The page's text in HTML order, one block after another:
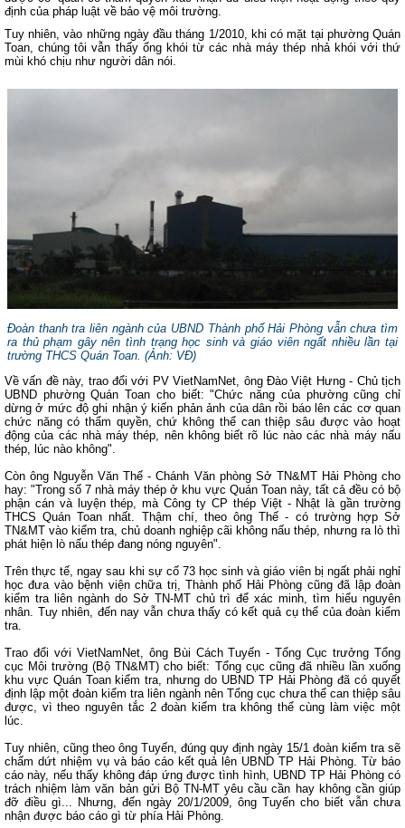
định của pháp luật về bảo vệ môi trường.
Tuy nhiên, vào những ngày đầu tháng 1/2010, khi có mặt tại phường Quán
Toan, chúng tôi vẫn thấy ống khói từ các nhà máy thép nhả khói với thứ
mùi khó chịu như người dân nói.
Đoàn thanh tra liên ngành của UBND Thành phố Hải Phòng vẫn chưa tìm
ra thủ phạm gây nên tình trạng học sinh và giáo viên ngất nhiều lần tại
trường THCS Quán Toan. (Ảnh: VĐ)
Về vấn đề này, trao đổi với PV VietNamNet, ông Đào Việt Hưng - Chủ tịch
UBND phường Quán Toan cho biết: "Chức năng của phường cũng chỉ
dừng ở mức độ ghi nhận ý kiến phản ảnh của dân rồi báo lên các cơ quan
chức năng có thẩm quyền, chứ không thể can thiệp sâu được vào hoạt
động của các nhà máy thép, nên không biết rõ lúc nào các nhà máy nấu
thép, lúc nào không".
Còn ông Nguyễn Văn Thế - Chánh Văn phòng Sở TN&MT Hải Phòng cho
hay: "Trong số 7 nhà máy thép ở khu vực Quán Toan này, tất cả đều có bộ
phận cán và luyện thép, mà Công ty CP thép Việt - Nhật là gần trường
THCS Quán Toan nhất. Thậm chí, theo ông Thế - có trường hợp Sở
TN&MT vào kiểm tra, chủ doanh nghiệp cãi không nấu thép, nhưng ra lò thì
phát hiện lò nấu thép đang nóng nguyên".
Trên thực tế, ngay sau khi sự cố 73 học sinh và giáo viên bị ngất phải nghỉ
học đưa vào bệnh viện chữa trị, Thành phố Hải Phòng cũng đã lập đoàn
kiểm tra liên ngành do Sở TN-MT chủ trì để xác minh, tìm hiểu nguyên
nhân. Tuy nhiên, đến nay vẫn chưa thấy có kết quả cụ thể của đoàn kiểm
tra.
Trao đổi với VietNamNet, ông Bùi Cách Tuyến - Tổng Cục trưởng Tổng
cục Môi trường (Bộ TN&MT) cho biết: Tổng cục cũng đã nhiều lần xuống
khu vực Quán Toan kiểm tra, nhưng do UBND TP Hải Phòng đã có quyết
định lập một đoàn kiểm tra liên ngành nên Tổng cục chưa thể can thiệp sâu
được, vì theo nguyên tắc 2 đoàn kiểm tra không thể cùng làm việc một
lúc.
Tuy nhiên, cũng theo ông Tuyến, đúng quy định ngày 15/1 đoàn kiểm tra sẽ
chấm dứt nhiệm vụ và báo cáo kết quả lên UBND TP Hải Phòng. Từ báo
cáo này, nếu thấy không đáp ứng được tình hình, UBND TP Hải Phòng có
trách nhiệm làm văn bản gửi Bộ TN-MT yêu cầu cần hay không cần giúp
đỡ điều gì... Nhưng, đến ngày 20/1/2009, ông Tuyến cho biết vẫn chưa
nhận được báo cáo gì từ phía Hải Phòng.